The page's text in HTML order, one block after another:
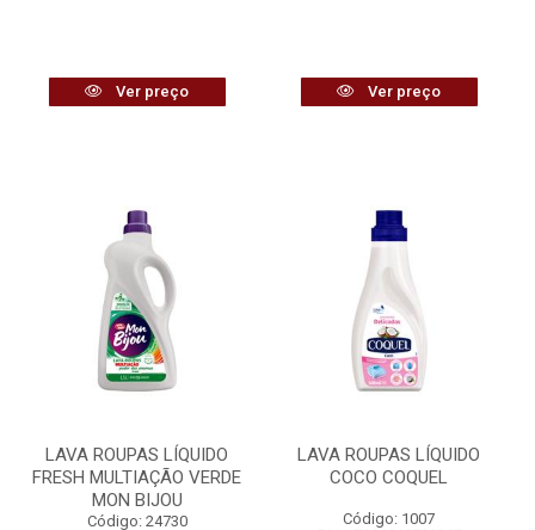
Ver preço Ver preço
LAVA ROUPAS LÍQUIDO
FRESH MULTIAÇÃO VERDE
MON BIJOU
Código: 24730
LAVA ROUPAS LÍQUIDO
COCO COQUEL
Código: 1007